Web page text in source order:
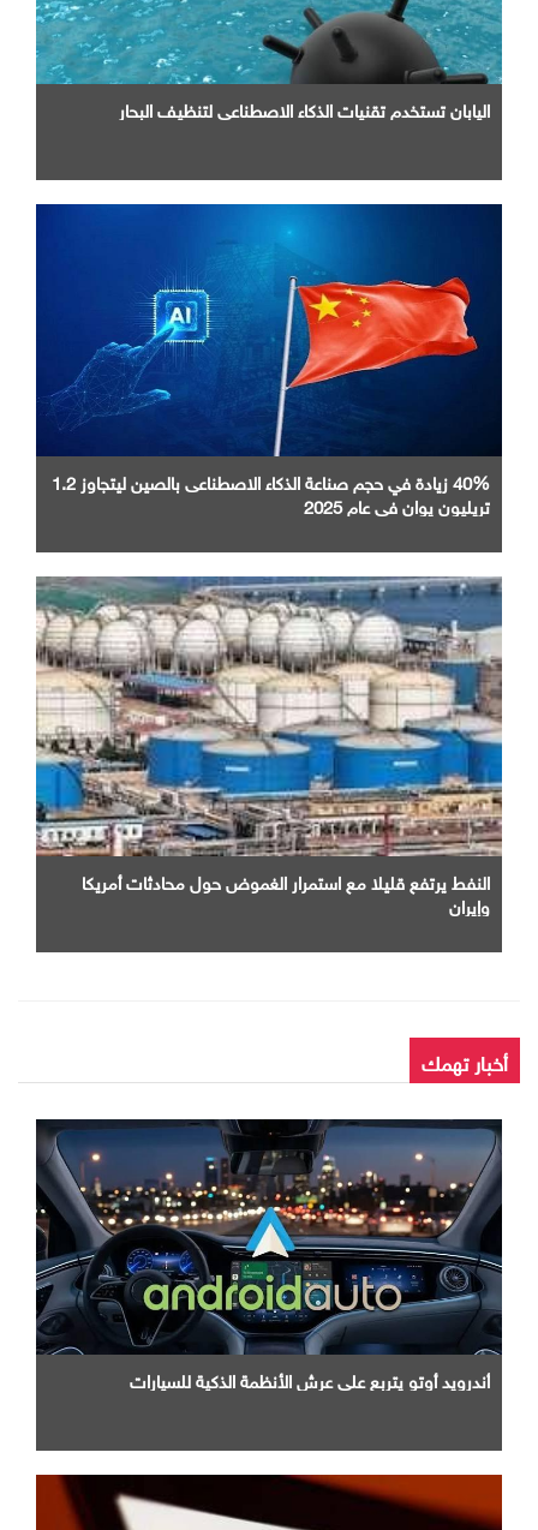
اليابان تستخدم تقنيات الذكاء الاصطناعي لتنظيف البحار
40% زيادة في حجم صناعة الذكاء الاصطناعى بالصين ليتجاوز 1.2
تريليون يوان في عام 2025
النفط يرتفع قليلا مع استمرار الغموض حول محادثات أمريكا
وإيران
أخبار تهمك
أندرويد أوتو يتربع علي عرش الأنظمة الذكية للسيارات